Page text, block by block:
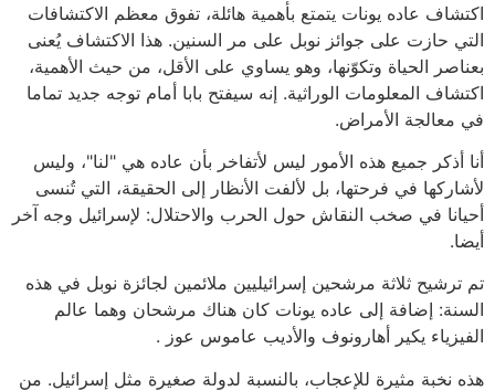
اكتشاف عاده يونات يتمتع بأهمية هائلة، تفوق معظم الاكتشافات
التي حازت على جوائز نوبل على مر السنين. هذا الاكتشاف يُعنى
بعناصر الحياة وتكوّنها، وهو يساوي على الأقل، من حيث الأهمية،
اكتشاف المعلومات الوراثية. إنه سيفتح بابا أمام توجه جديد تماما
في معالجة الأمراض.
أنا أذكر جميع هذه الأمور ليس لأتفاخر بأن عاده هي "لنا"، وليس
لأشاركها في فرحتها، بل لألفت الأنظار إلى الحقيقة، التي تُنسى
أحيانا في صخب النقاش حول الحرب والاحتلال: لإسرائيل وجه آخر
أيضا.
تم ترشيح ثلاثة مرشحين إسرائيليين ملائمين لجائزة نوبل في هذه
السنة: إضافة إلى عاده يونات كان هناك مرشحان وهما عالم
الفيزياء يكير أهارونوف والأديب عاموس عوز .
هذه نخبة مثيرة للإعجاب، بالنسبة لدولة صغيرة مثل إسرائيل. من